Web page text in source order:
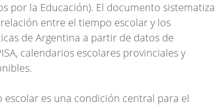
por la Educación). El documento sistematiza
entre el tiempo escolar y los
de Argentina a partir de datos de
calendarios escolares provinciales y
es una condición central para el